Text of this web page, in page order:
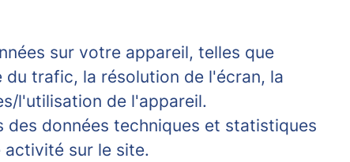
sur votre appareil, telles que
trafic, la résolution de l'écran, la
l'utilisation de l'appareil.
données techniques et statistiques
sur le site.